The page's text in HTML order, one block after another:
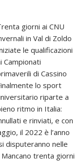
giorni ai CNU
in Val di Zoldo
le qualificazioni
Campionati
di Cassino
lo sport
riparte a
ritmo in Italia:
e rinviati, e con
il 2022 è l’anno
disputeranno nelle
trenta giorni